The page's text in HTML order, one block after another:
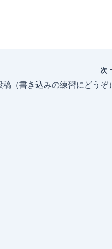
次
（書き込みの練習にどうぞ）